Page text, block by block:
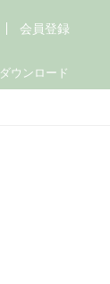
ダウンロード
会員登録